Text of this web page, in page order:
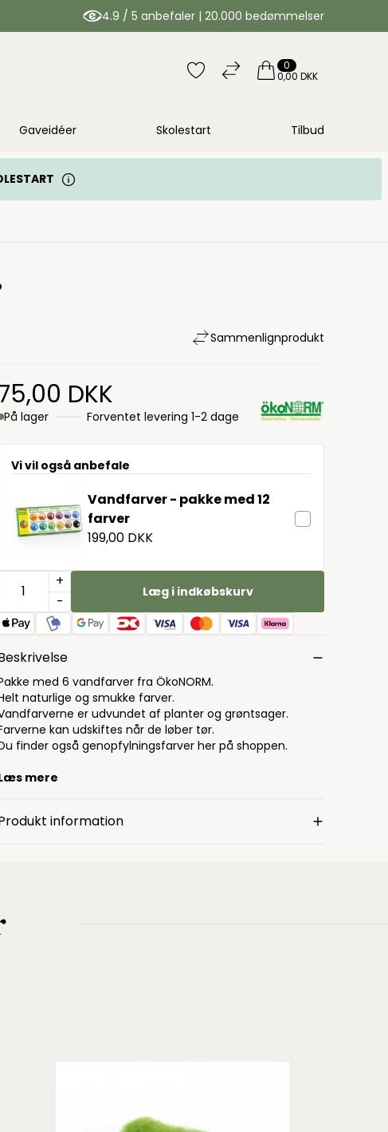
4.9 / 5 anbefaler | 20.000 bedømmelser
0
0,00 DKK
Gaveidéer Skolestart Tilbud
Sammenlignprodukt
DKK
På lager Forventet levering 1-2 dage
Vi vil også anbefale
Vandfarver - pakke med 12
farver
199,00 DKK
+
-
Læg i indkøbskurv
med 6 vandfarver fra ÖkoNORM.
naturlige og smukke farver.
er udvundet af planter og grøntsager.
kan udskiftes når de løber tør.
finder også genopfylningsfarver her på shoppen.
mere
information